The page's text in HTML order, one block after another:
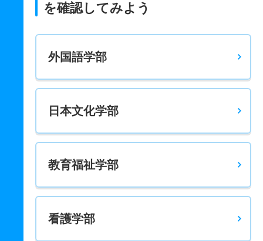
を確認してみよう
外国語学部
日本文化学部
教育福祉学部
看護学部